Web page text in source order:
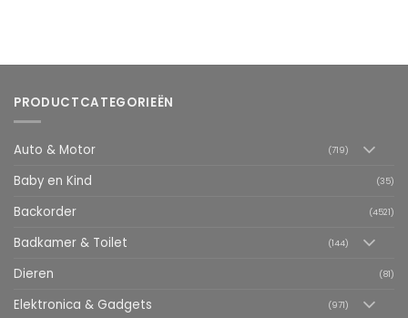
PRODUCTCATEGORIEËN
Auto & Motor (719)
Baby en Kind (35)
Backorder (4521)
Badkamer & Toilet (144)
Dieren (81)
Elektronica & Gadgets (971)